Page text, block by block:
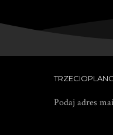
Podaj adres